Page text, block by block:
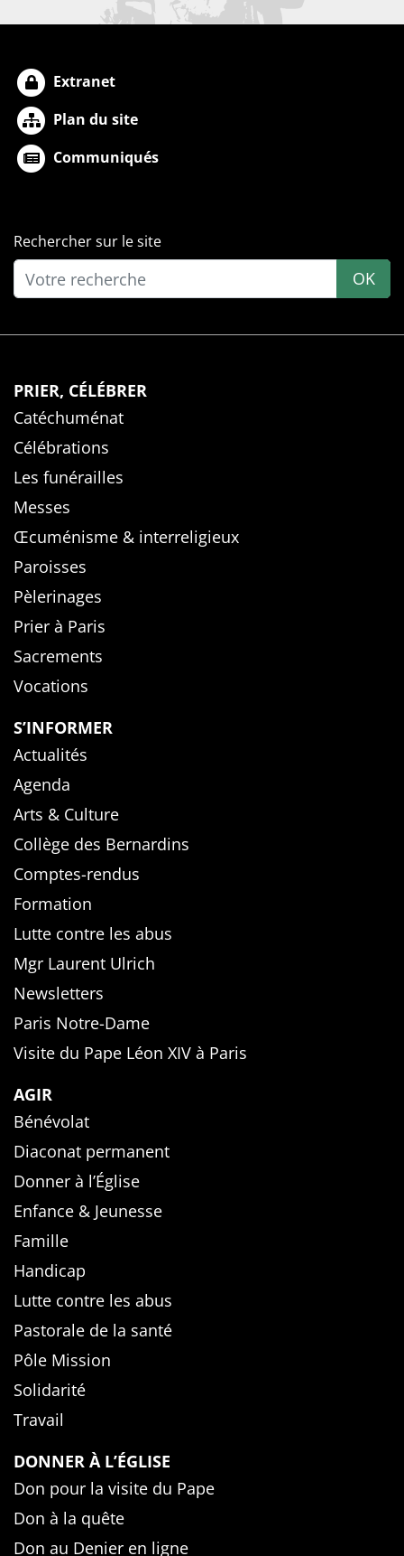
Extranet
Plan du site
Communiqués
Rechercher sur le site
OK
PRIER, CÉLÉBRER
Catéchuménat
Célébrations
Les funérailles
Messes
Œcuménisme & interreligieux
Paroisses
Pèlerinages
Prier à Paris
Sacrements
Vocations
S’INFORMER
Actualités
Agenda
Arts & Culture
Collège des Bernardins
Comptes-rendus
Formation
Lutte contre les abus
Mgr Laurent Ulrich
Newsletters
Paris Notre-Dame
Visite du Pape Léon XIV à Paris
AGIR
Bénévolat
Diaconat permanent
Donner à l’Église
Enfance & Jeunesse
Famille
Handicap
Lutte contre les abus
Pastorale de la santé
Pôle Mission
Solidarité
Travail
DONNER À L’ÉGLISE
Don pour la visite du Pape
Don à la quête
Don au Denier en ligne